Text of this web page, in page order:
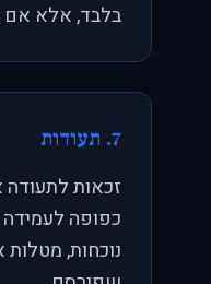
בלבד, אלא אם
7. תעודות
זכאות
כפופה
נוכחות,